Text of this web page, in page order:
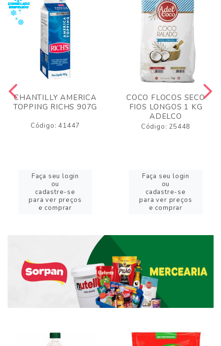
CHANTILLY AMERICA
TOPPING RICHS 907G
Código: 41447
Faça seu login
ou
cadastre-se
para ver preços
e comprar
COCO FLOCOS SECO
FIOS LONGOS 1 KG
ADELCO
Código: 25448
Faça seu login
ou
cadastre-se
para ver preços
e comprar